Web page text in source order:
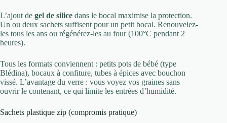
L’ajout de gel de silice dans le bocal maximise la protection.
Un ou deux sachets suffisent pour un petit bocal. Renouvelez-
les tous les ans ou régénérez-les au four (100°C pendant 2
heures).
Tous les formats conviennent : petits pots de bébé (type
Blédina), bocaux à confiture, tubes à épices avec bouchon
vissé. L’avantage du verre : vous voyez vos graines sans
ouvrir le contenant, ce qui limite les entrées d’humidité.
Sachets plastique zip (compromis pratique)